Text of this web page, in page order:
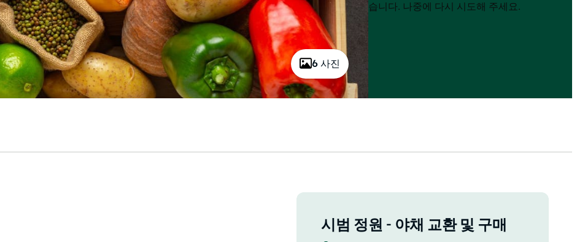
6 사진
List
List
습니다. 나중에 다시 시도해 주세요.
시범 정원 - 야채 교환 및 구매